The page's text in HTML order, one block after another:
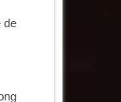
de